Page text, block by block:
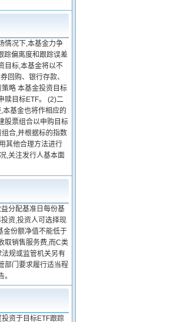
情况下,本基金力争
踪偏离度和跟踪误差
目标,本基金将以不
回购、银行存款、
略 本基金投资目标
赎目标ETF。 (2)二
本基金也将作相应的
股票组合以申购目标
合,并根据标的指数
其他合理方法进行
,关注发行人基本面
分配基准日每份基
资,投资人可选择现
金份额净值不能低于
取销售服务费,而C类
规或监管机关另有
部门要求履行适当程
资于目标ETF跟踪